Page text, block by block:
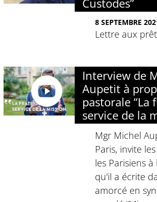
Custodes”
8 SEPTEMBRE
Lettre aux
Interview de
Aupetit à
pastorale “La
service de la
Mgr Michel
Paris, invite
les Parisiens
qu'il a écrite
amorcé en